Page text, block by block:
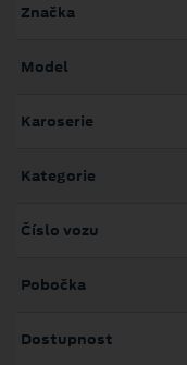
Značka
Model
Karoserie
Kategorie
Číslo vozu
Pobočka
Dostupnost